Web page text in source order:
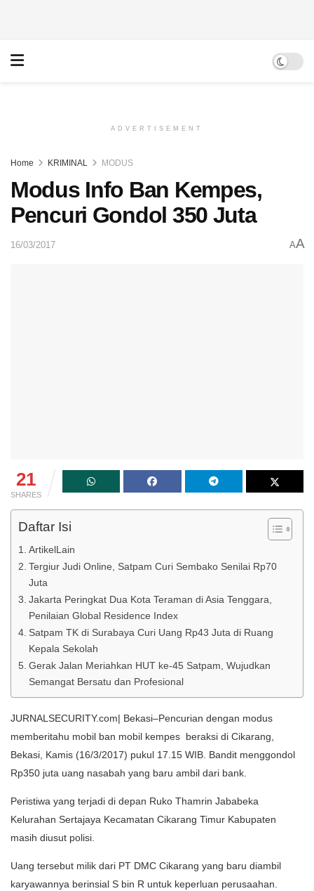
ADVERTISEMENT
Home KRIMINAL MODUS
Modus Info Ban Kempes,
Pencuri Gondol 350 Juta
16/03/2017 AA
21
SHARES
Daftar Isi
ArtikelLain
Tergiur Judi Online, Satpam Curi Sembako Senilai Rp70
Juta
Jakarta Peringkat Dua Kota Teraman di Asia Tenggara,
Penilaian Global Residence Index
Satpam TK di Surabaya Curi Uang Rp43 Juta di Ruang
Kepala Sekolah
Gerak Jalan Meriahkan HUT ke-45 Satpam, Wujudkan
Semangat Bersatu dan Profesional
JURNALSECURITY.com| Bekasi–Pencurian dengan modus
memberitahu mobil ban mobil kempes beraksi di Cikarang,
Bekasi, Kamis (16/3/2017) pukul 17.15 WIB. Bandit menggondol
Rp350 juta uang nasabah yang baru ambil dari bank.
Peristiwa yang terjadi di depan Ruko Thamrin Jababeka
Kelurahan Sertajaya Kecamatan Cikarang Timur Kabupaten
masih diusut polisi.
Uang tersebut milik dari PT DMC Cikarang yang baru diambil
karyawannya berinsial S bin R untuk keperluan perusaahan.